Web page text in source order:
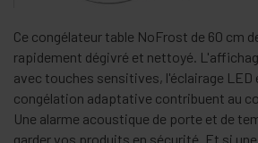
Ce congélateur table NoFrost de 60 cm
rapidement dégivré et nettoyé.
avec touches sensitives, l'éclairage LED
congélation adaptative contribuent au
Une alarme acoustique de porte et de
garder vos produits en sécurité. Et si